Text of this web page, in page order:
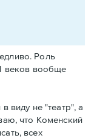
Роль
веков вообще
виду не "театр", а
что Коменский
всех